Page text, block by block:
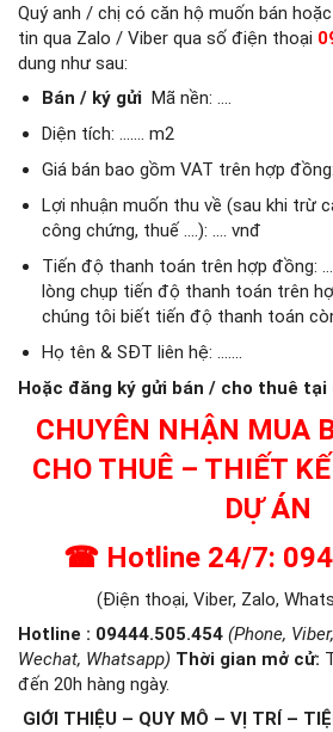
Quý anh / chị có căn hộ muốn bán
tin qua Zalo / Viber qua số điện thoại
dung như sau:
Bán / ký gửi Mã nền: ….
Diện tích: ……. m2
Giá bán bao gồm VAT trên hợp
Lợi nhuận muốn thu về (sau khi trừ
công chứng, thuế ….): …. vnđ
Tiến độ thanh toán trên hợp đồng:
lòng chụp tiến độ thanh toán trên
chúng tôi biết tiến độ thanh toán
Họ tên & SĐT liên hệ: …….
Hoặc đăng ký gửi bán / cho thuê tại
CHUYÊN NHẬN MUA
CHO THUÊ – THIẾT
DỰ ÁN
☎ Hotline 24/7:
(Điện thoại, Viber, Zalo,
Hotline : 09444.505.454 (Phone,
Wechat, Whatsapp) Thời gian mở cử:
đến 20h hàng ngày.
GIỚI THIỆU – QUY MÔ – VỊ TRÍ –